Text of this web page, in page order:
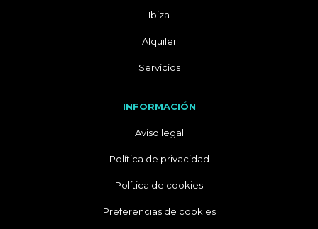
Ibiza
Alquiler
Servicios
INFORMACIÓN
Aviso legal
Política de privacidad
Política de cookies
Preferencias de cookies